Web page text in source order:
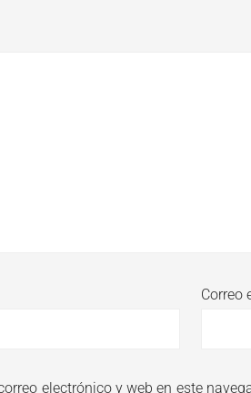
Correo
electrónico y web en este